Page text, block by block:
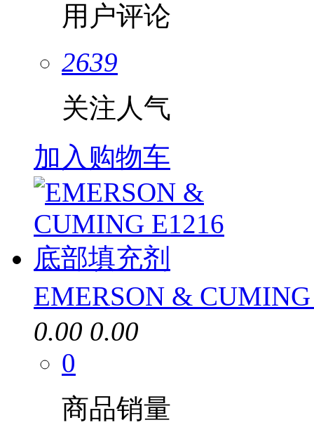
用户评论
2639
关注人气
加入购物车
EMERSON &
0.00 0.00
0
商品销量